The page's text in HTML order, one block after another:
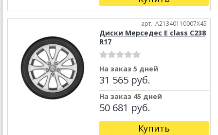
арт.: A21340110007X45
Диски Мерседес E class C238
R17
На заказ 5 дней
31 565 руб.
На заказ 45 дней
50 681 руб.
Купить